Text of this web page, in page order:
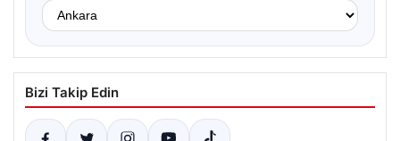
Bizi Takip Edin